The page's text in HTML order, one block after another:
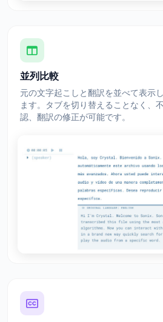
並列比較
元の文字起こしと翻訳を並べて表示
ます。タブを切り替えることなく、
認、翻訳の修正が可能です。